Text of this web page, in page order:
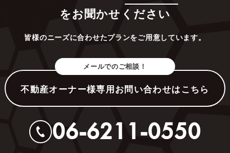
をお聞かせください
皆様のニーズに合わせたプランをご用意しています。
メールでのご相談！
不動産オーナー様専用お問い合わせはこちら
06-6211-0550